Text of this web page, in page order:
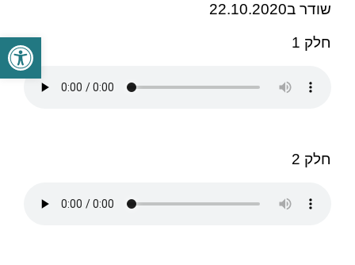
פתח
שודר ב22.10.2020
חלק 1
חלק 2